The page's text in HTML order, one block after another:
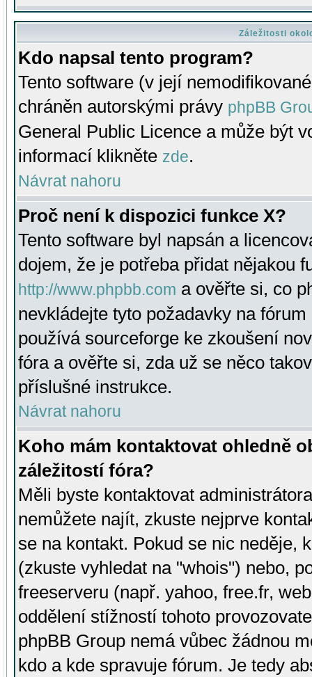
Záležitosti
Kdo napsal tento program?
Tento software (v její
chráněn autorskými právy phpBB
General Public Licence a může být
informací klikněte zde.
Návrat nahoru
Proč není k dispozici funkce X?
Tento software byl napsán a
dojem, že je potřeba přidat nějakou
http://www.phpbb.com a ověřte si, co
nevkládejte tyto požadavky na
používá sourceforge ke zkoušení
fóra a ověřte si, zda už se něco
příslušné instrukce.
Návrat nahoru
Koho mám kontaktovat ohledně
záležitostí fóra?
Měli byste kontaktovat
nemůžete najít, zkuste nejprve
se na kontakt. Pokud se nic neděje,
(zkuste vyhledat na "whois") nebo,
freeserveru (např. yahoo, free.fr,
oddělení stížností tohoto
phpBB Group nemá vůbec žádnou
kdo a kde spravuje fórum. Je tedy